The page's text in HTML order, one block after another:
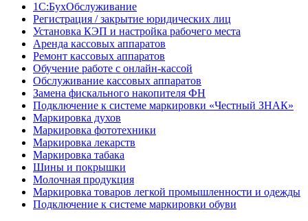
1С:БухОбслуживание
Регистрация / закрытие юридических лиц
Установка КЭП и настройка рабочего места
Аренда кассовых аппаратов
Ремонт кассовых аппаратов
Обучение работе с онлайн-кассой
Обслуживание кассовых аппаратов
Замена фискального накопителя ФН
Подключение к системе маркировки «Честный ЗНАК»
Маркировка духов
Маркировка фототехники
Маркировка лекарств
Маркировка табака
Шины и покрышки
Молочная продукция
Маркировка товаров легкой промышленности и одежды
Подключение к системе маркировки обуви